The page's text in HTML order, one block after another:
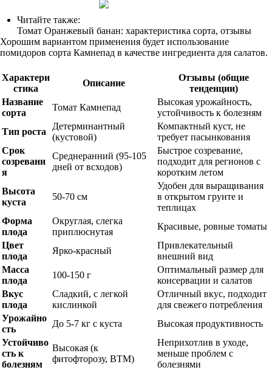
Читайте также:
Томат Оранжевый банан: характеристика сорта, отзывы
Хорошим вариантом применения будет использование
помидоров сорта Камнепад в качестве ингредиента для салатов.
Характери
стика
Описание
Отзывы (общие
тенденции)
Название
сорта
Томат Камнепад
Высокая урожайность,
устойчивость к болезням
Тип роста
Детерминантный
(кустовой)
Компактный куст, не
требует пасынкования
Срок
созревани
я
Среднеранний (95-105
дней от всходов)
Быстрое созревание,
подходит для регионов с
коротким летом
Высота
куста
50-70 см
Удобен для выращивания
в открытом грунте и
теплицах
Форма
плода
Округлая, слегка
приплюснутая
Красивые, ровные томаты
Цвет
плода
Ярко-красный
Привлекательный
внешний вид
Масса
плода
100-150 г
Оптимальный размер для
консервации и салатов
Вкус
плода
Сладкий, с легкой
кислинкой
Отличный вкус, подходит
для свежего потребления
Урожайно
сть
До 5-7 кг с куста
Высокая продуктивность
Устойчиво
сть к
болезням
Высокая (к
фитофторозу, ВТМ)
Неприхотлив в уходе,
меньше проблем с
болезнями